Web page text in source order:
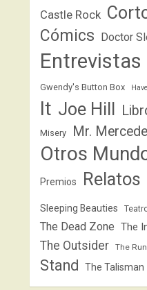
Castle Rock
Cómics Doctor
Entrevistas
Gwendy's Button Box
It Joe Hill
Misery Mr.
Otros
Premios Relatos
Sleeping Beauties
The Dead Zone The
The Outsider The
Stand
The Talisman